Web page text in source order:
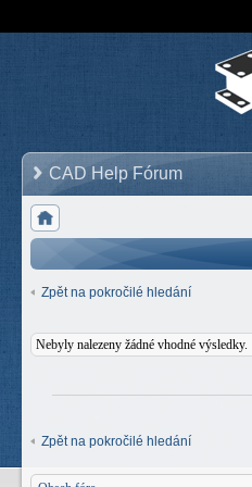
CAD Help Fórum
Zpět na pokročilé hledání
Nebyly nalezeny žádné vhodné výsledky.
Zpět na pokročilé hledání